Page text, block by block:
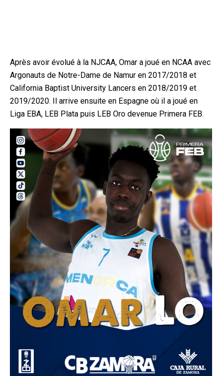
Après avoir évolué à la NJCAA, Omar a joué en NCAA avec
Argonauts de Notre-Dame de Namur en 2017/2018 et
California Baptist University Lancers en 2018/2019 et
2019/2020. Il arrive ensuite en Espagne où il a joué en
Liga EBA, LEB Plata puis LEB Oro devenue Primera FEB.